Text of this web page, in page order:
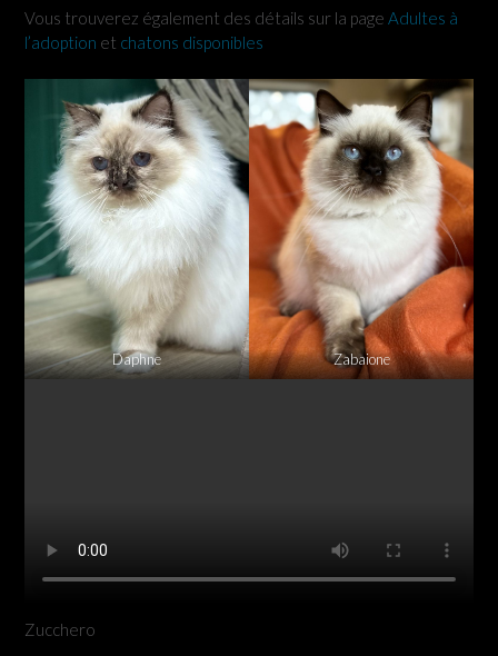
Vous trouverez également des détails sur la page Adultes à
l’adoption et chatons disponibles
Daphne Zabaione
Zucchero